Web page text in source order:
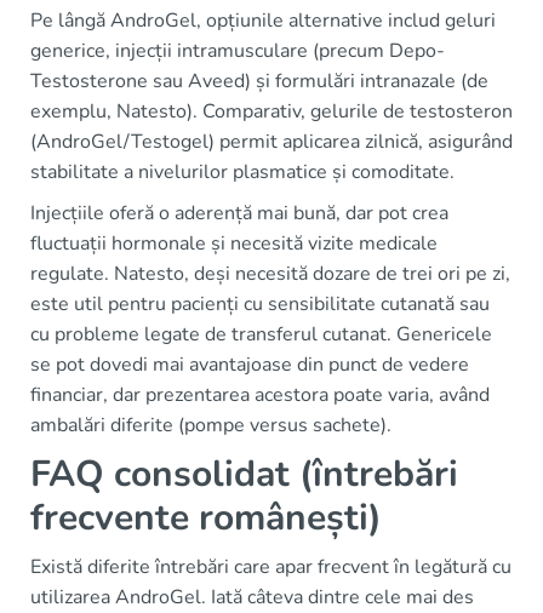
Pe lângă AndroGel, opțiunile alternative includ geluri
generice, injecții intramusculare (precum Depo-
Testosterone sau Aveed) și formulări intranazale (de
exemplu, Natesto). Comparativ, gelurile de testosteron
(AndroGel/Testogel) permit aplicarea zilnică, asigurând
stabilitate a nivelurilor plasmatice și comoditate.
Injecțiile oferă o aderență mai bună, dar pot crea
fluctuații hormonale și necesită vizite medicale
regulate. Natesto, deși necesită dozare de trei ori pe zi,
este util pentru pacienți cu sensibilitate cutanată sau
cu probleme legate de transferul cutanat. Genericele
se pot dovedi mai avantajoase din punct de vedere
financiar, dar prezentarea acestora poate varia, având
ambalări diferite (pompe versus sachete).
FAQ consolidat (întrebări
frecvente românești)
Există diferite întrebări care apar frecvent în legătură cu
utilizarea AndroGel. Iată câteva dintre cele mai des